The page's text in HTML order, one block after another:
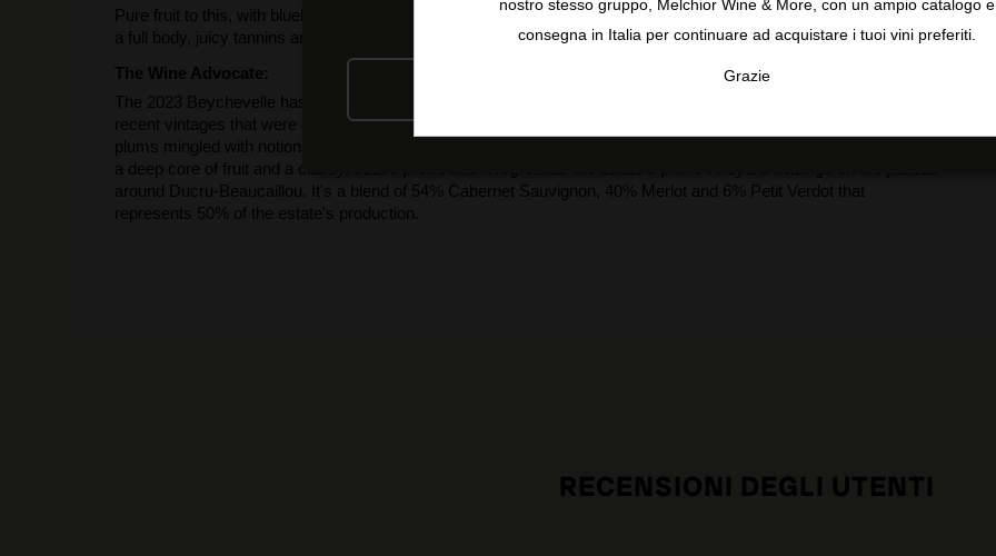
Pure fruit to this, with blueberries, hazelnuts, walnut and blackcurrants. Just like eating grapes at this stage. It has
a full body, juicy tannins and a savory finish. Remains vivid and energetic.
The Wine Advocate:
The 2023 Beychevelle has turned out especially well this year, exhibiting a more integrated, seductive style than
recent vintages that were constructed in a punchier, more extracted register. Offering up aromas of cassis and
plums mingled with notions of pen ink, violets and pencil shavings, it's medium to full-bodied, broad and fleshy, with
a deep core of fruit and a classy, suave profile that foregrounds the estate's prime vineyard holdings on the plateau
around Ducru-Beaucaillou. It's a blend of 54% Cabernet Sauvignon, 40% Merlot and 6% Petit Verdot that
represents 50% of the estate's production.
RECENSIONI DEGLI UTENTI
nostro stesso gruppo, Melchior Wine & More, con un ampio catalogo e
consegna in Italia per continuare ad acquistare i tuoi vini preferiti.
Grazie